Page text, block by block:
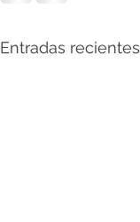
Entradas recientes